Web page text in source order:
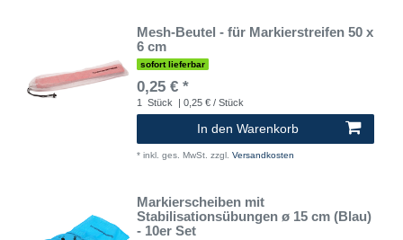
Mesh-Beutel - für Markierstreifen 50 x
6 cm
sofort lieferbar
0,25 € *
1 Stück | 0,25 € / Stück
In den Warenkorb
* inkl. ges. MwSt. zzgl. Versandkosten
Markierscheiben mit
Stabilisationsübungen ø 15 cm (Blau)
- 10er Set